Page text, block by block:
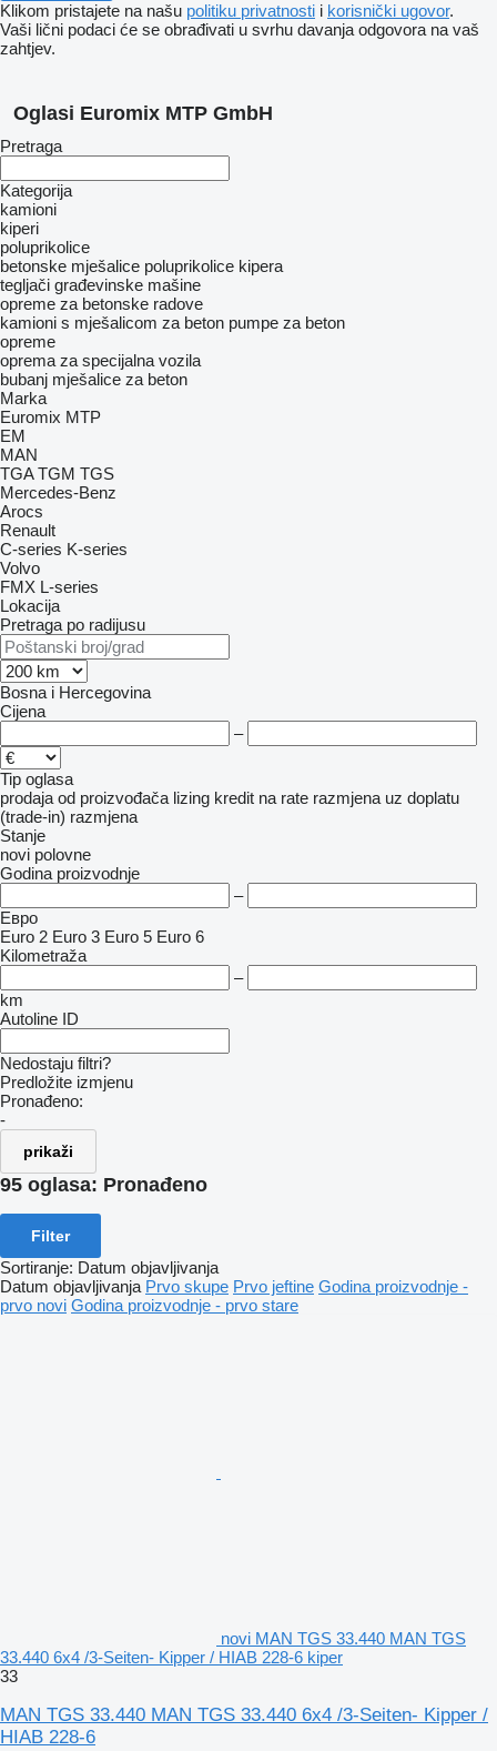
Klikom pristajete na našu politiku privatnosti i korisnički ugovor.
Vaši lični podaci će se obrađivati ​​u svrhu davanja odgovora na vaš
zahtjev.
Oglasi Euromix MTP GmbH
Pretraga
Kategorija
kamioni
kiperi
poluprikolice
betonske mješalice poluprikolice kipera
tegljači građevinske mašine
opreme za betonske radove
kamioni s mješalicom za beton pumpe za beton
opreme
oprema za specijalna vozila
bubanj mješalice za beton
Marka
Euromix MTP
EM
MAN
TGA TGM TGS
Mercedes-Benz
Arocs
Renault
C-series K-series
Volvo
FMX L-series
Lokacija
Pretraga po radijusu
Bosna i Hercegovina
Cijena
–
Tip oglasa
prodaja od proizvođača lizing kredit na rate razmjena uz doplatu
(trade-in) razmjena
Stanje
novi polovne
Godina proizvodnje
–
Евро
Euro 2 Euro 3 Euro 5 Euro 6
Kilometraža
–
km
Autoline ID
Nedostaju filtri?
Predložite izmjenu
Pronađeno:
-
prikaži
95 oglasa: Pronađeno
Filter
Sortiranje: Datum objavljivanja
Datum objavljivanja Prvo skupe Prvo jeftine Godina proizvodnje -
prvo novi Godina proizvodnje - prvo stare
novi MAN TGS 33.440 MAN TGS
33.440 6x4 /3-Seiten- Kipper / HIAB 228-6 kiper
33
MAN TGS 33.440 MAN TGS 33.440 6x4 /3-Seiten- Kipper /
HIAB 228-6